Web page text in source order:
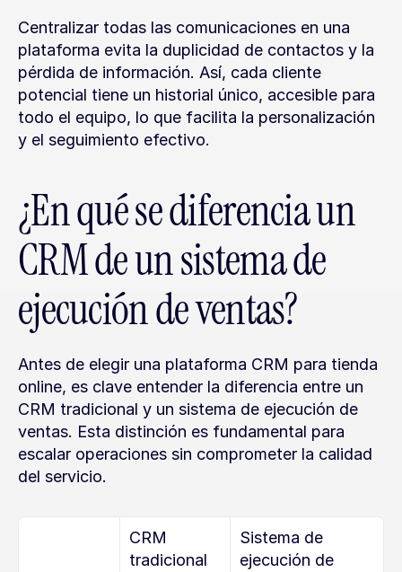
Centralizar todas las comunicaciones en una
plataforma evita la duplicidad de contactos y la
pérdida de información. Así, cada cliente
potencial tiene un historial único, accesible para
todo el equipo, lo que facilita la personalización
y el seguimiento efectivo.
¿En qué se diferencia un
CRM de un sistema de
ejecución de ventas?
Antes de elegir una plataforma CRM para tienda
online, es clave entender la diferencia entre un
CRM tradicional y un sistema de ejecución de
ventas. Esta distinción es fundamental para
escalar operaciones sin comprometer la calidad
del servicio.
CRM
tradicional
Sistema de
ejecución de